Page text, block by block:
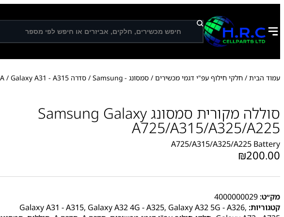
ח
י
פ
עמוד הבית / חלקי חילוף עפ"י דגמי מכשירים / סמסונג - Samsung / סדרה A / Galaxy A31 - A315
סוללה מקורית סמסונג Samsung Galaxy
A725/A315/A325/A225
A725/A315/A325/A225 Battery
₪200.00
מק״ט: 4000000029
קטגוריות:
Galaxy A31 - A315, Galaxy A32 4G - A325, Galaxy A32 5G - A326,